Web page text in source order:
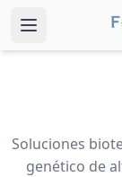
Soluciones
genético de